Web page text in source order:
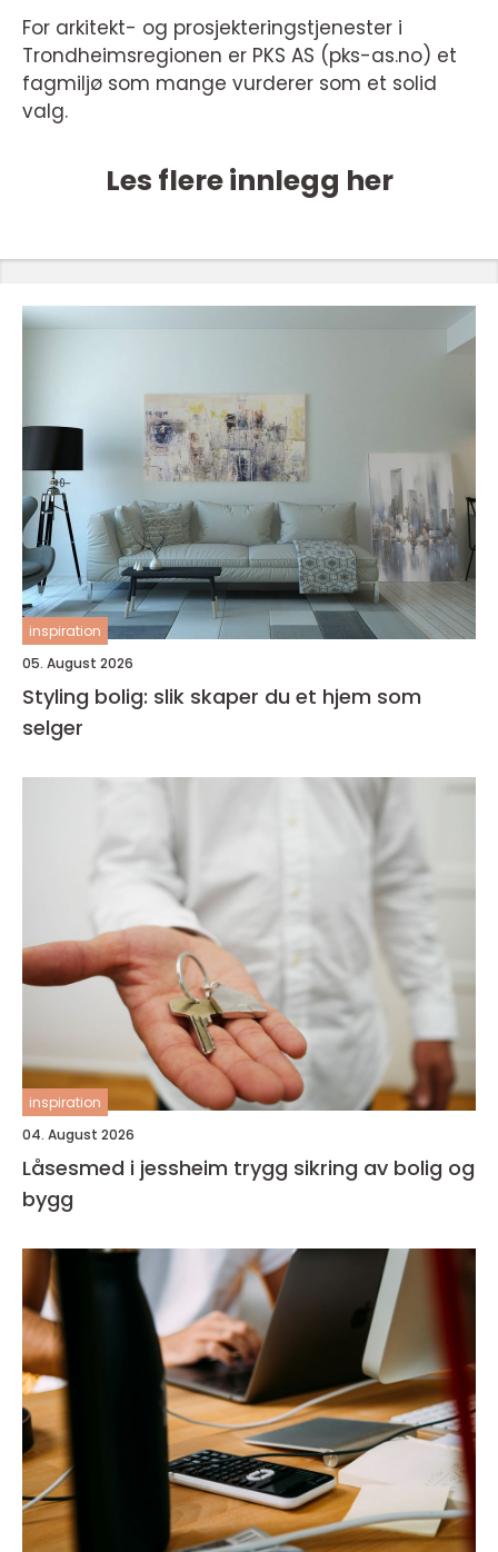
For arkitekt- og prosjekteringstjenester i
Trondheimsregionen er PKS AS (pks-as.no) et
fagmiljø som mange vurderer som et solid
valg.
Les flere innlegg her
inspiration
05. August 2026
Styling bolig: slik skaper du et hjem som
selger
inspiration
04. August 2026
Låsesmed i jessheim trygg sikring av bolig og
bygg